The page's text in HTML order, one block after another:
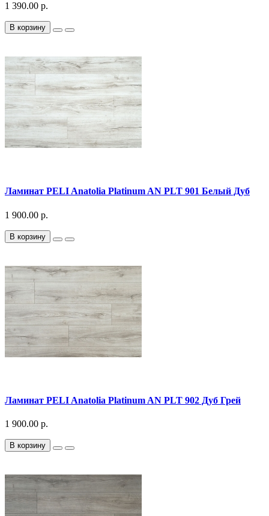
1 390.00 р.
В корзину
Ламинат PELI Anatolia Platinum AN PLT 901 Белый Дуб
1 900.00 р.
В корзину
Ламинат PELI Anatolia Platinum AN PLT 902 Дуб Грей
1 900.00 р.
В корзину